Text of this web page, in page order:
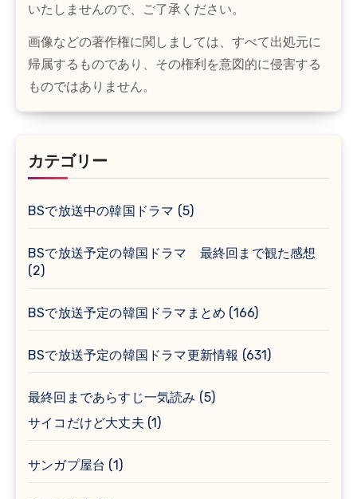
いたしませんので、ご了承ください。
画像などの著作権に関しましては、すべて出処元に
帰属するものであり、その権利を意図的に侵害する
ものではありません。
カテゴリー
BSで放送中の韓国ドラマ (5)
BSで放送予定の韓国ドラマ 最終回まで観た感想
(2)
BSで放送予定の韓国ドラマまとめ (166)
BSで放送予定の韓国ドラマ更新情報 (631)
最終回まであらすじ一気読み (5)
サイコだけど大丈夫 (1)
サンガプ屋台 (1)